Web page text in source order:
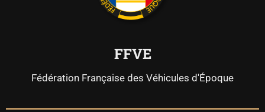
FFVE
Fédération Française des Véhicules d'Époque